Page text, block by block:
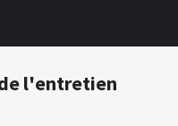
l'entretien